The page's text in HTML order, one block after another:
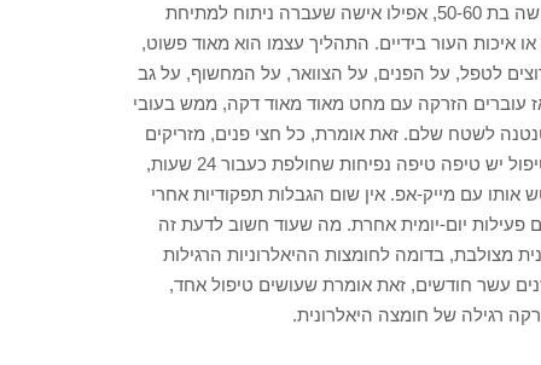
מספיק טובים לטיפול בהם. למשל, אזור הצוואר, תסתכלו על כל אישה בת 50-60, אפילו אישה שעברה ניתוח למתיחת
איכות העור בידיים. התהליך עצמו הוא מאוד פשוט,
לטפל, על הפנים, על הצוואר, על המחשוף, על גב
עוברים הזרקה עם מחט מאוד מאוד דקה, ממש בעובי
לשטח שלם. זאת אומרת, כל חצי פנים, מזריקים
להם בערך מזרק אחד, שזו כמות מאוד מאוד מזערית. מיד אחרי הטיפול יש טיפה טיפה נפיחות שחולפת כעבור 24 שעות,
עם מייק-אפ. אין שום הגבלות תפקודיות אחרי
פעילות יום-יומית אחרת. מה שעוד חשוב לדעת זה
מצולבת, בדומה לחומצות ההיאלרוניות הרגילות
עשר חודשים, זאת אומרת שעושים טיפול אחד,
רגילה של חומצה היאלרונית.